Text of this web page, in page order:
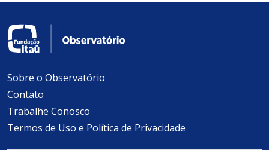
Sobre o Observatório
Contato
Trabalhe Conosco
Termos de Uso e Política de Privacidade